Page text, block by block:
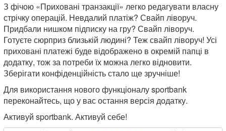
З фічою «Приховані транзакції» легко редагувати власну
стрічку операцій. Невдалий платіж? Свайп ліворуч.
Придбали нишком підписку на гру? Свайп ліворуч.
Готуєте сюрприз близькій людині? Теж свайп ліворуч! Усі
приховані платежі буде відображено в окремій папці в
додатку, тож за потреби їх можна легко відновити.
Зберігати конфіденційність стало ще зручніше!
Для використання нового функціоналу sportbank
переконайтесь, що у вас остання версія додатку.
Активуй sportbank. Активуй себе!